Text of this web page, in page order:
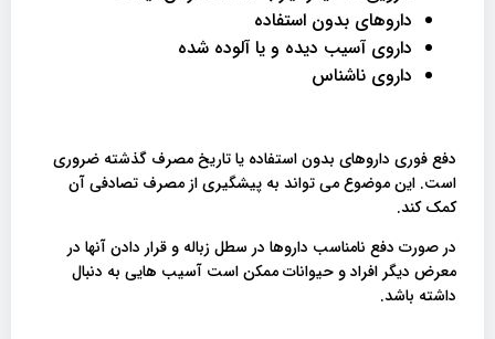
داروهای بدون استفاده
داروی آسیب دیده و یا آلوده شده
داروی ناشناس
دفع فوری داروهای بدون استفاده یا تاریخ مصرف گذشته ضروری
است. این موضوع می تواند به پیشگیری از مصرف تصادفی آن
کمک کند.
در صورت دفع نامناسب داروها در سطل زباله و قرار دادن آنها در
معرض دیگر افراد و حیوانات ممکن است آسیب هایی به دنبال
داشته باشد.